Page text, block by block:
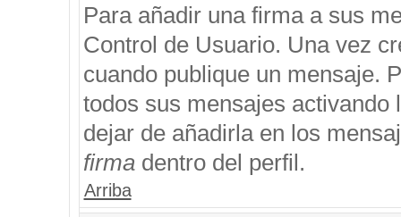
Para añadir una firma a sus
Control de Usuario. Una vez
cuando publique un mensaje.
todos sus mensajes
dejar de añadirla en los
firmadentro del perfil.
Arriba